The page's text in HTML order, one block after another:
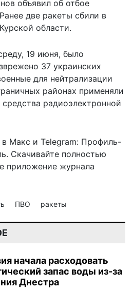
объявил об отбое
две ракеты сбили в
области.
19 июня, было
37 украинских
для нейтрализации
районах применяли
радиоэлектронной
в Макс и Telegram: Профиль-
. Скачивайте полностью
приложение журнала
ПВО ракеты
начала расходовать
запас воды из-за
Днестра